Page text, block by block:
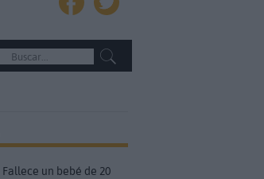
Fallece un bebé de 20